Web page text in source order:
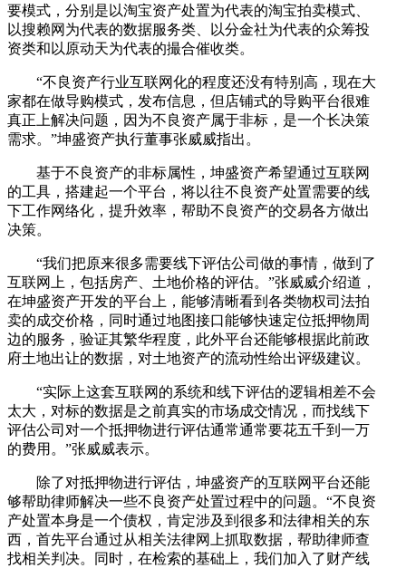
要模式，分别是以淘宝资产处置为代表的淘宝拍卖模式、
以搜赖网为代表的数据服务类、以分金社为代表的众筹投
资类和以原动天为代表的撮合催收类。
“不良资产行业互联网化的程度还没有特别高，现在大
家都在做导购模式，发布信息，但店铺式的导购平台很难
真正上解决问题，因为不良资产属于非标，是一个长决策
需求。”坤盛资产执行董事张威威指出。
基于不良资产的非标属性，坤盛资产希望通过互联网
的工具，搭建起一个平台，将以往不良资产处置需要的线
下工作网络化，提升效率，帮助不良资产的交易各方做出
决策。
“我们把原来很多需要线下评估公司做的事情，做到了
互联网上，包括房产、土地价格的评估。”张威威介绍道，
在坤盛资产开发的平台上，能够清晰看到各类物权司法拍
卖的成交价格，同时通过地图接口能够快速定位抵押物周
边的服务，验证其繁华程度，此外平台还能够根据此前政
府土地出让的数据，对土地资产的流动性给出评级建议。
“实际上这套互联网的系统和线下评估的逻辑相差不会
太大，对标的数据是之前真实的市场成交情况，而找线下
评估公司对一个抵押物进行评估通常通常要花五千到一万
的费用。”张威威表示。
除了对抵押物进行评估，坤盛资产的互联网平台还能
够帮助律师解决一些不良资产处置过程中的问题。“不良资
产处置本身是一个债权，肯定涉及到很多和法律相关的东
西，首先平台通过从相关法律网上抓取数据，帮助律师查
找相关判决。同时，在检索的基础上，我们加入了财产线